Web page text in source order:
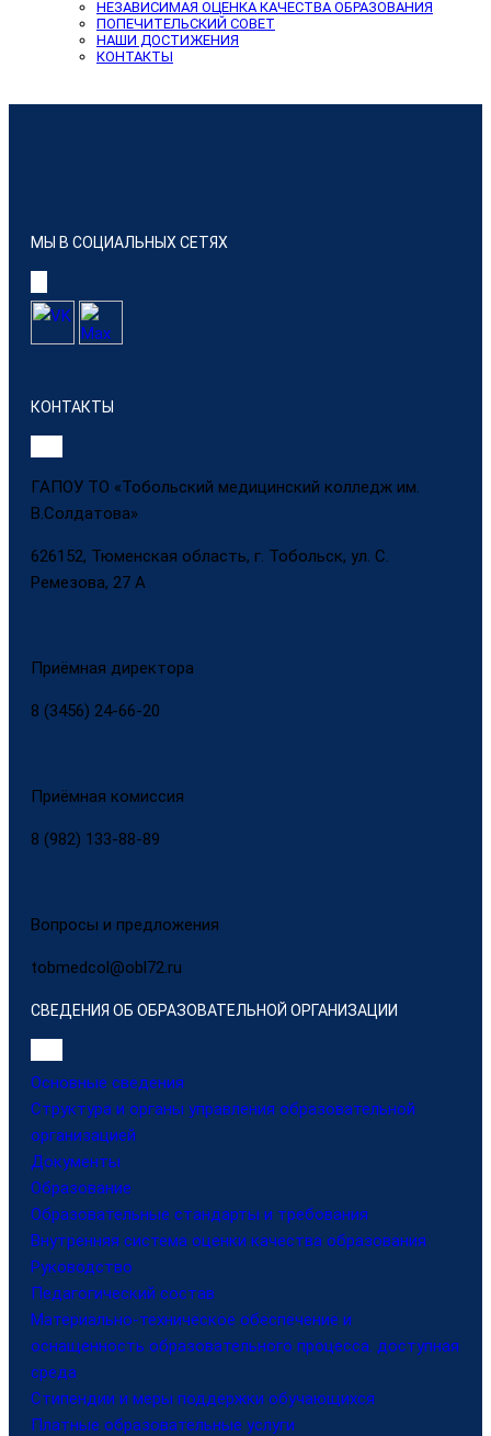
НЕЗАВИСИМАЯ ОЦЕНКА КАЧЕСТВА ОБРАЗОВАНИЯ
ПОПЕЧИТЕЛЬСКИЙ СОВЕТ
НАШИ ДОСТИЖЕНИЯ
КОНТАКТЫ
МЫ В СОЦИАЛЬНЫХ СЕТЯХ
КОНТАКТЫ
ГАПОУ ТО «Тобольский медицинский колледж им.
В.Солдатова»
626152, Тюменская область, г. Тобольск, ул. С.
Ремезова, 27 А
Приёмная директора
8 (3456) 24-66-20
Приёмная комиссия
8 (982) 133-88-89
Вопросы и предложения
tobmedcol@obl72.ru
СВЕДЕНИЯ ОБ ОБРАЗОВАТЕЛЬНОЙ ОРГАНИЗАЦИИ
Основные сведения
Структура и органы управления образовательной
организацией
Документы
Образование
Образовательные стандарты и требования
Внутренняя система оценки качества образования
Руководство
Педагогический состав
Материально-техническое обеспечение и
оснащенность образовательного процесса. доступная
среда
Стипендии и меры поддержки обучающихся
Платные образовательные услуги